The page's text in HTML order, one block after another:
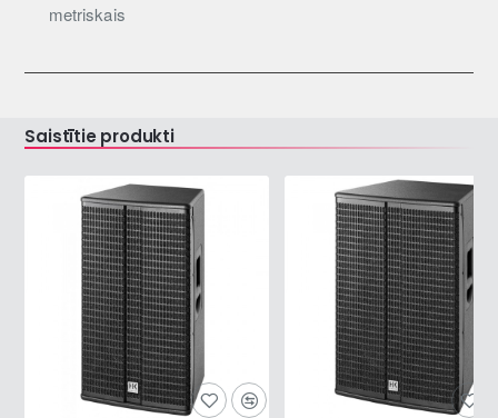
metriskais
Saistītie produkti